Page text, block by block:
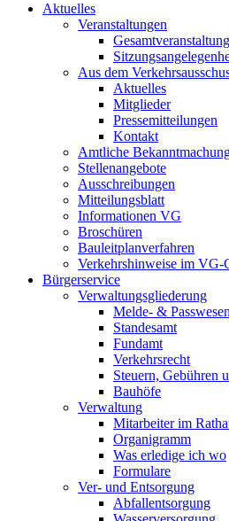
Aktuelles
Veranstaltungen
Aus dem
Aktuelles
Mitglieder
Pressemitteilungen
Kontakt
Amtliche
Stellenangebote
Ausschreibungen
Mitteilungsblatt
Informationen VG
Broschüren
Bauleitplanverfahren
Verkehrshinweise im VG-
Bürgerservice
Verwaltungsgliederung
Melde- & Passwesen
Standesamt
Fundamt
Verkehrsrecht
Steuern, Gebühren
Bauhöfe
Verwaltung
Mitarbeiter im
Organigramm
Was erledige ich wo
Formulare
Ver- und Entsorgung
Abfallentsorgung